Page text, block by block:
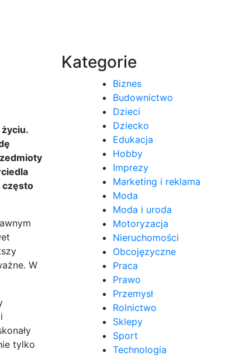
często
W
tylko
Kategorie
Biznes
Budownictwo
Dzieci
Dziecko
Edukacja
Hobby
Imprezy
Marketing i reklama
Moda
Moda i uroda
Motoryzacja
Nieruchomości
Obcojęzyczne
Praca
Prawo
Przemysł
Rolnictwo
Sklepy
Sport
Technologia